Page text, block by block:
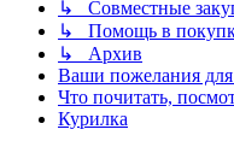
↳ Совместные
↳ Помощь в
↳ Архив
Ваши пожелания
Что почитать,
Курилка